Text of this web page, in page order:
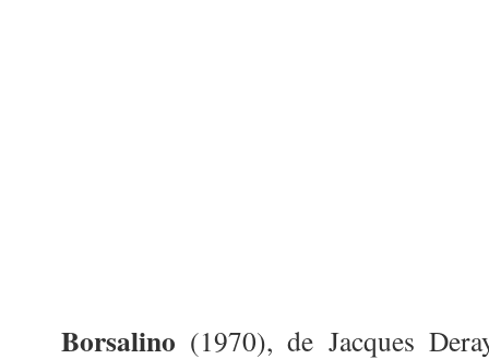
Borsalino (1970), de Jacques